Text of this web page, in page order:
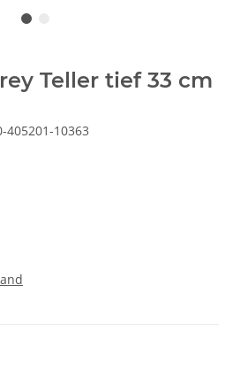
Teller tief 33 cm
405201-10363